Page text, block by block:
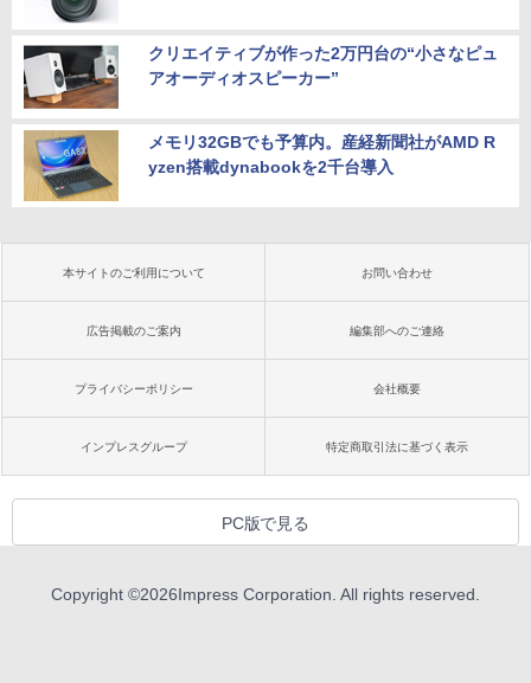
クリエイティブが作った2万円台の“小さなピュ
アオーディオスピーカー”
メモリ32GBでも予算内。産経新聞社がAMD R
yzen搭載dynabookを2千台導入
本サイトのご利用について お問い合わせ
広告掲載のご案内 編集部へのご連絡
プライバシーポリシー 会社概要
インプレスグループ 特定商取引法に基づく表示
PC版で見る
Copyright ©2026Impress Corporation. All rights reserved.